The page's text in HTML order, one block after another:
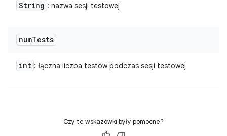
String : nazwa sesji testowej
numTests
int : łączna liczba testów podczas sesji testowej
Czy te wskazówki były pomocne?